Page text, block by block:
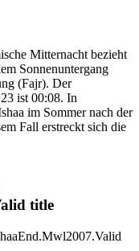
Mitternacht bezieht
Sonnenuntergang
(Fajr). Der
ist 00:08. In
im Sommer nach der
Fall erstreckt sich die
title